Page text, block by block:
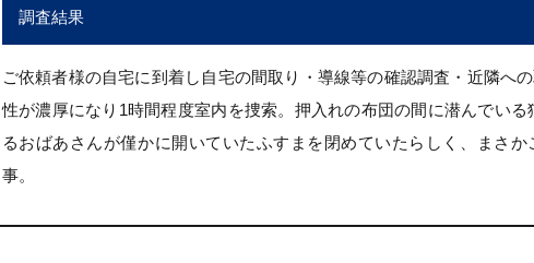
調査結果
ご依頼者様の自宅に到着し自宅の間取り・導線等の確認調査・近隣へ
性が濃厚になり1時間程度室内を捜索。押入れの布団の間に潜んでい
るおばあさんが僅かに開いていたふすまを閉めていたらしく、まさ
事。